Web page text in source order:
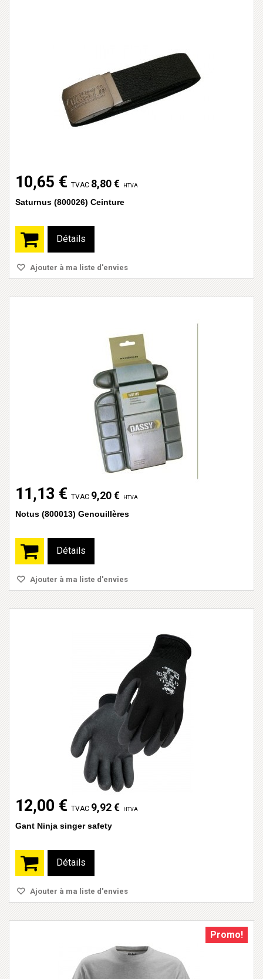
10,65 € TVAC 8,80 € HTVA
Saturnus (800026) Ceinture
Détails
Ajouter à ma liste d'envies
11,13 € TVAC 9,20 € HTVA
Notus (800013) Genouillères
Détails
Ajouter à ma liste d'envies
12,00 € TVAC 9,92 € HTVA
Gant Ninja singer safety
Détails
Ajouter à ma liste d'envies
Promo!